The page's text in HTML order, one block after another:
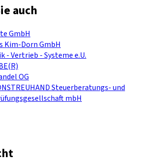
auch
GmbH
Kim-Dorn GmbH
- Vertrieb - Systeme e.U.
OG
Steuerberatungs- und
mbH